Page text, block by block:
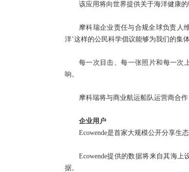
该应用将向世界提供关于海洋健康
摩科瑞企业责任与合规全球负责人
洋’这样的公民科学倡议能够为我们的集
每一次目击、每一张照片和每一次
响。
摩科瑞将与商业航运船队运营商合
企业用户
Ecowende是首家大规模公开分享生
Ecowende提供的数据将来自其海
据。